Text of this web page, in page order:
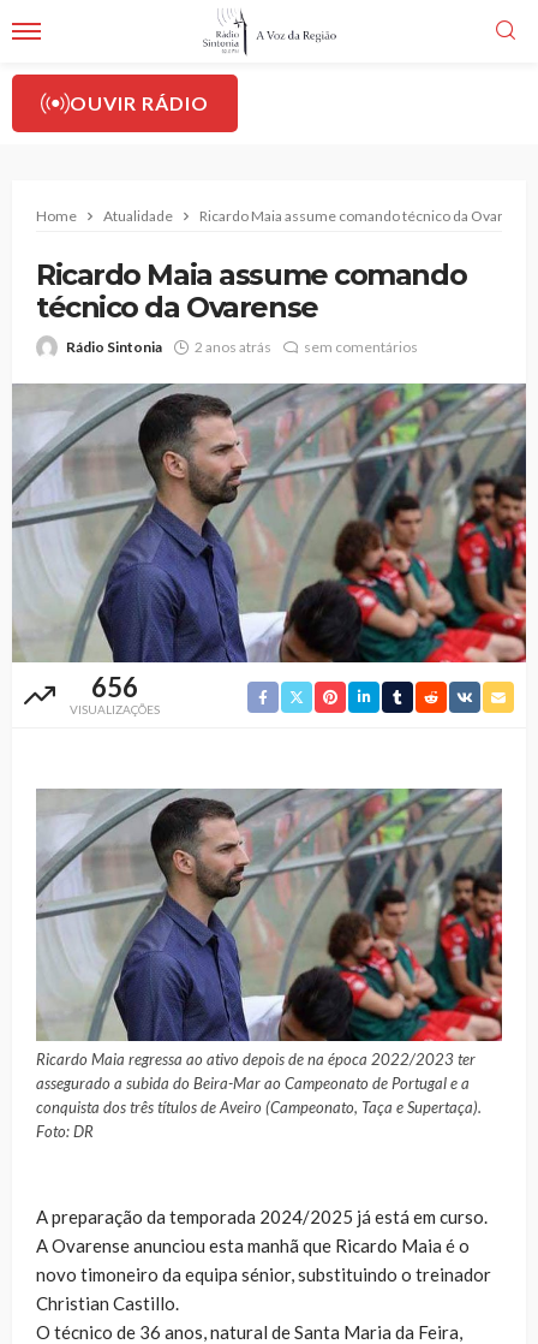
OUVIR RÁDIO
Home Atualidade Ricardo Maia assume comando técnico da Ovarense
Ricardo Maia assume comando
técnico da Ovarense
Rádio Sintonia 2 anos atrás sem comentários
656
VISUALIZAÇÕES
Ricardo Maia regressa ao ativo depois de na época 2022/2023 ter
assegurado a subida do Beira-Mar ao Campeonato de Portugal e a
conquista dos três títulos de Aveiro (Campeonato, Taça e Supertaça).
Foto: DR
A preparação da temporada 2024/2025 já está em curso.
A Ovarense anunciou esta manhã que Ricardo Maia é o
novo timoneiro da equipa sénior, substituindo o treinador
Christian Castillo.
O técnico de 36 anos, natural de Santa Maria da Feira,